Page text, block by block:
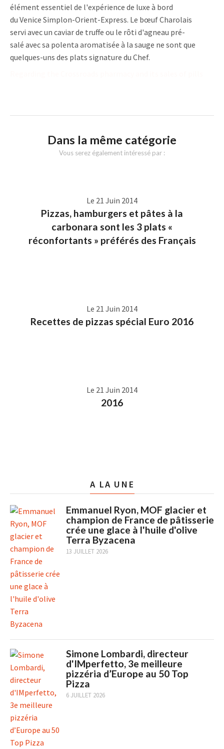
élément essentiel de l'expérience de luxe à bord
du Venice Simplon-Orient-Express. Le bœuf Charolais
servi avecun caviar de truffe ou le rôti d'agneau pré-
salé avecsa polenta aromatisée à la sauge ne sont que
quelques-uns des plats signature du Chef.
Dans la même catégorie
Vous serez également intéressé par :
Le 21 Juin 2014
Pizzas, hamburgers et pâtes à la
carbonara sont les 3 plats «
réconfortants » préférés des Français
Le 21 Juin 2014
Recettes de pizzas spécial Euro 2016
Le 21 Juin 2014
2016
A LA UNE
Emmanuel Ryon, MOF glacier et
champion de France de pâtisserie
crée une glace à l'huile d'olive
Terra Byzacena
13 JUILLET 2026
Simone Lombardi, directeur
d'IMperfetto, 3e meilleure
pizzéria d’Europe au 50 Top
Pizza
6 JUILLET 2026